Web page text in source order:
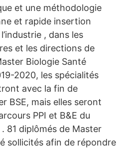
et une méthodologie
et rapide insertion
, dans les
et les directions de
Biologie Santé
2020, les spécialités
avec la fin de
BSE, mais elles seront
PPI et B&E du
81 diplômés de Master
sollicités afin de répondre